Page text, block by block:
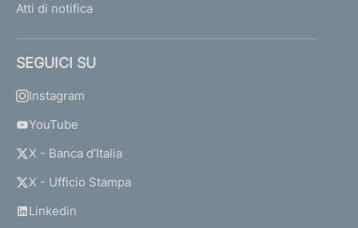
Atti di notifica
SEGUICI SU
Instagram
YouTube
X - Banca d’Italia
X - Ufficio Stampa
Linkedin